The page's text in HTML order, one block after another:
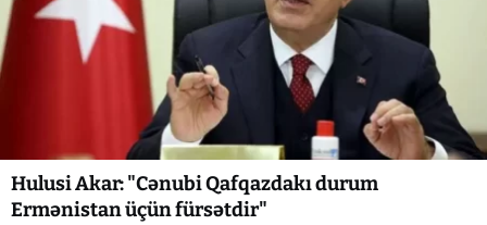
Hulusi Akar: "Cənubi Qafqazdakı durum
Ermənistan üçün fürsətdir"